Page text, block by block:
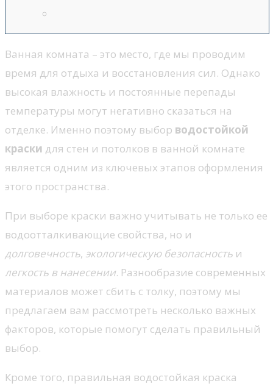
Ванная комната – это место, где мы проводим
время для отдыха и восстановления сил. Однако
высокая влажность и постоянные перепады
температуры могут негативно сказаться на
отделке. Именно поэтому выбор водостойкой
краски для стен и потолков в ванной комнате
является одним из ключевых этапов оформления
этого пространства.
При выборе краски важно учитывать не только ее
водоотталкивающие свойства, но и
долговечность, экологическую безопасность и
легкость в нанесении. Разнообразие современных
материалов может сбить с толку, поэтому мы
предлагаем вам рассмотреть несколько важных
факторов, которые помогут сделать правильный
выбор.
Кроме того, правильная водостойкая краска